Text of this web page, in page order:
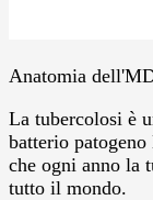
Anatomia
La tubercolosi è
batterio
che ogni anno la
tutto il mondo.